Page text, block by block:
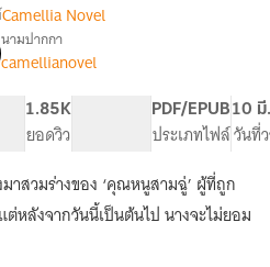
เรื่อง
เมื่อ
สายลับ
หลาย
หน้า
อย่าง
ข้า
ข้าม
เวลา
Camellia Novel
นามปากกา
camellianovel
1.85K
ยอดวิว
PDF/EPUB
ประเภทไฟล์
10
วันที่
าสวมร่างของ ‘คุณหนูสามฉู่’ ผู้ที่ถูก
ต่หลังจากวันนี้เป็นต้นไป นางจะไม่ยอม